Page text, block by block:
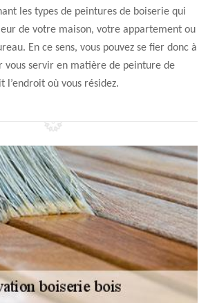
les types de peintures de boiserie qui
de votre maison, votre appartement ou
En ce sens, vous pouvez se fier donc à
vous servir en matière de peinture de
l’endroit où vous résidez.